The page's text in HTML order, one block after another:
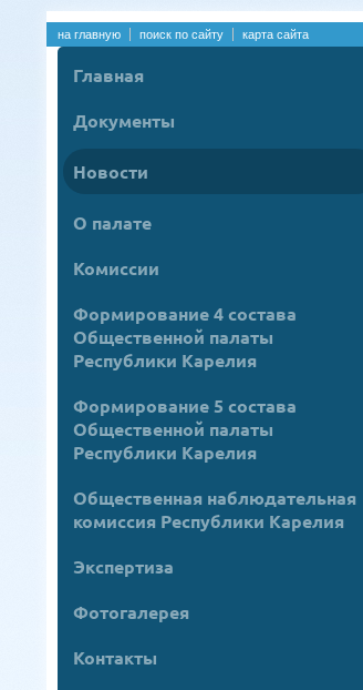
на главную поиск по сайту карта сайта
Главная
Документы
Новости
О палате
Комиссии
Формирование 4 состава
Общественной палаты
Республики Карелия
Формирование 5 состава
Общественной палаты
Республики Карелия
Общественная наблюдательная
комиссия Республики Карелия
Экспертиза
Фотогалерея
Контакты